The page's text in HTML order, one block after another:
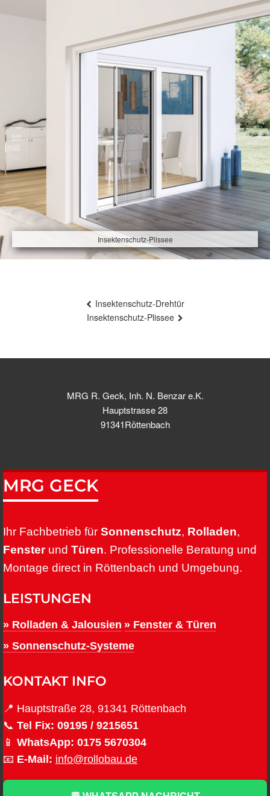
Insektenschutz-Plissee
Insektenschutz-Drehtür
Insektenschutz-Plissee
MRG R. Geck, Inh. N. Benzar e.K.
Hauptstrasse 28
91341Röttenbach
MRG GECK
Ihr Fachbetrieb für Sonnenschutz, Rolladen,
Fensterund Türen. Professionelle Beratung und
Montage direct in Röttenbach und Umgebung.
LEISTUNGEN
» Rolladen & Jalousien » Fenster & Türen
» Sonnenschutz-Systeme
KONTAKT INFO
📍 Hauptstraße 28, 91341 Röttenbach
📞 Tel Fix: 09195 / 9215651
📱 WhatsApp: 0175 5670304
📧 E-Mail: info@rollobau.de